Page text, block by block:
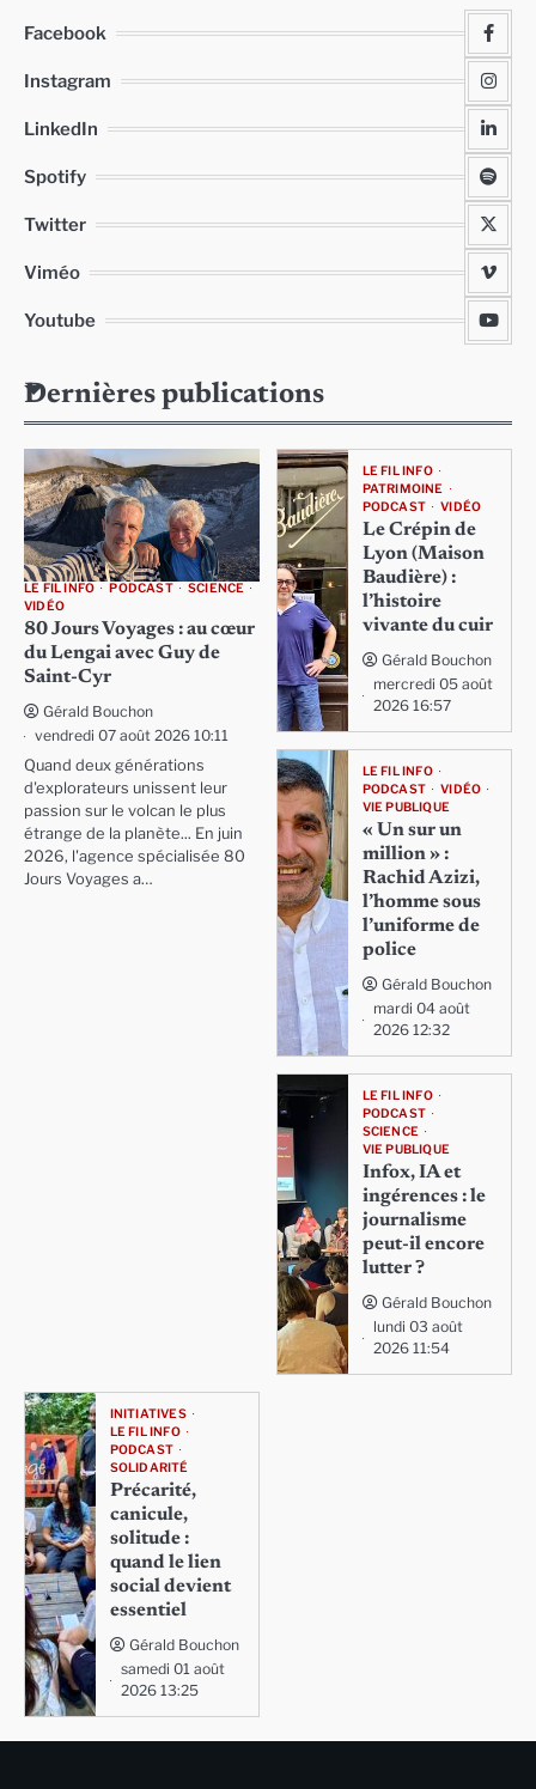
Facebook
Instagram
LinkedIn
Spotify
Twitter
Viméo
Youtube
Dernières publications
LE FIL INFO PODCAST
SCIENCE
VIDÉO
80 Jours Voyages : au cœur
du Lengai avec Guy de
Saint-Cyr
Gérald Bouchon
vendredi 07 août 2026 10:11
Quand deux générations
d'explorateurs unissent leur
passion sur le volcan le plus
étrange de la planète... En juin
2026, l'agence spécialisée 80
Jours Voyages a…
LE FIL INFO
PATRIMOINE
PODCAST
VIDÉO
Le Crépin de
Lyon (Maison
Baudière) :
l’histoire
vivante du cuir
Gérald Bouchon
mercredi 05 août
2026 16:57
LE FIL INFO
PODCAST
VIDÉO
VIE PUBLIQUE
« Un sur un
million » :
Rachid Azizi,
l’homme sous
l’uniforme de
police
Gérald Bouchon
mardi 04 août
2026 12:32
LE FIL INFO
PODCAST
SCIENCE
VIE PUBLIQUE
Infox, IA et
ingérences : le
journalisme
peut-il encore
lutter ?
Gérald Bouchon
lundi 03 août
2026 11:54
INITIATIVES
LE FIL INFO
PODCAST
SOLIDARITÉ
Précarité,
canicule,
solitude :
quand le lien
social devient
essentiel
Gérald Bouchon
samedi 01 août
2026 13:25